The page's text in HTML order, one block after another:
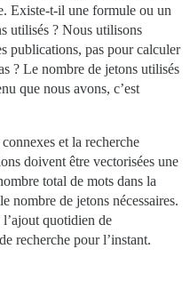
Existe-t-il une formule ou un
utilisés ? Nous utilisons
publications, pas pour calculer
? Le nombre de jetons utilisés
que nous avons, c’est
et la recherche
doivent être vectorisées une
total de mots dans la
nombre de jetons nécessaires.
l’ajout quotidien de
recherche pour l’instant.